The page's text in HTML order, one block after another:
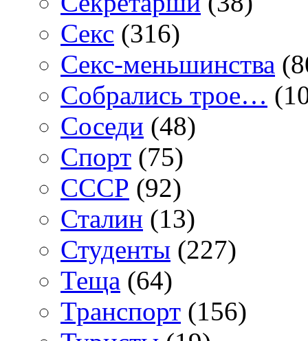
Секс (316)
Секс-меньшинства
Собрались трое…
Соседи (48)
Спорт (75)
СССР (92)
Сталин (13)
Студенты (227)
Теща (64)
Транспорт (156)